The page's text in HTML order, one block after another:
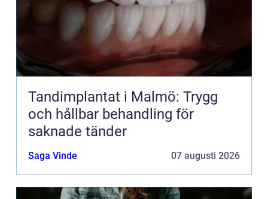
Tandimplantat i Malmö: Trygg
och hållbar behandling för
saknade tänder
Saga Vinde 07 augusti 2026